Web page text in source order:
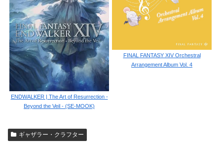
ENDWALKER | The Art of Resurrection -
Beyond the Veil - (SE-MOOK)
FINAL FANTASY XIV Orchestral
Arrangement Album Vol. 4
ギャザラー・クラフター